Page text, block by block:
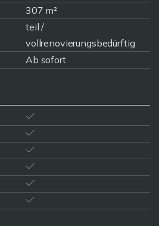
307 m²
teil /
vollrenovierungsbedürftig
Ab sofort